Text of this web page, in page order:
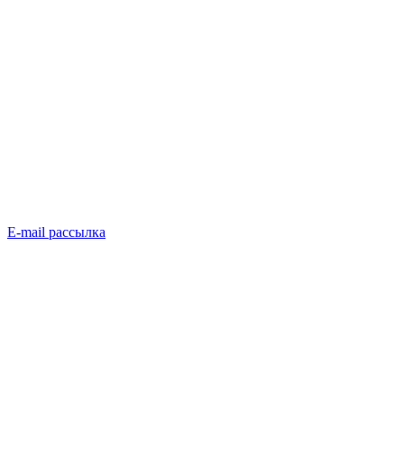
E-mail рассылка